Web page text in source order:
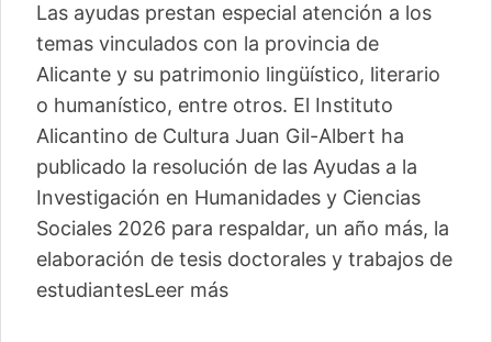
Las ayudas prestan especial atención a los
temas vinculados con la provincia de
Alicante y su patrimonio lingüístico, literario
o humanístico, entre otros. El Instituto
Alicantino de Cultura Juan Gil-Albert ha
publicado la resolución de las Ayudas a la
Investigación en Humanidades y Ciencias
Sociales 2026 para respaldar, un año más, la
elaboración de tesis doctorales y trabajos de
estudiantesLeer más